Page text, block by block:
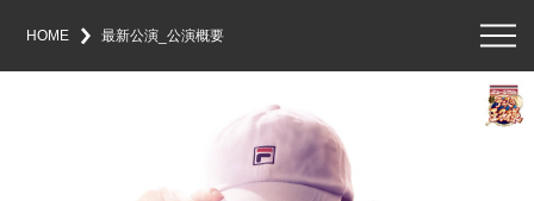
HOME 最新公演_公演概要